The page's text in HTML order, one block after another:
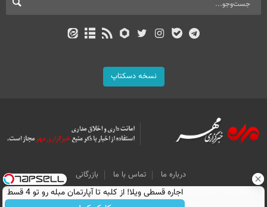
نسخه دسکتاپ
درباره ما تماس با ما
بازرگانی
All Content by Mehr News Agency is licensed under a Creative Commons
Attribution 4.0 International License.
اجاره‌ قسطی ویلا! از کلبه تا آپارتمان مبله رو تو 4 قسط